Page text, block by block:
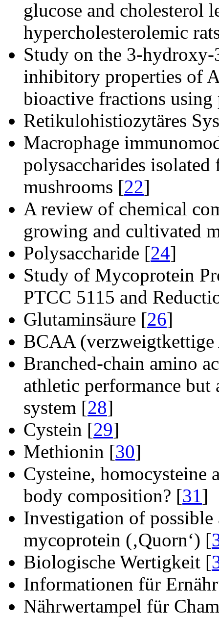
glucose and cholesterol
hypercholesterolemic
Study on the 3-
inhibitory properties of
bioactive fractions using
Retikulohistiozytäres
Macrophage
polysaccharides
mushrooms [22]
A review of chemical
growing and cultivated
Polysaccharide [24]
Study of Mycoprotein
PTCC 5115 and
Glutaminsäure [26]
BCAA
Branched-chain amino
athletic performance but
system [28]
Cystein [29]
Methionin [30]
Cysteine, homocysteine
body composition? [31 ]
Investigation of possible
mycoprotein (‚Quorn‘) [
Biologische Wertigkeit [
Informationen für
Nährwertampel für